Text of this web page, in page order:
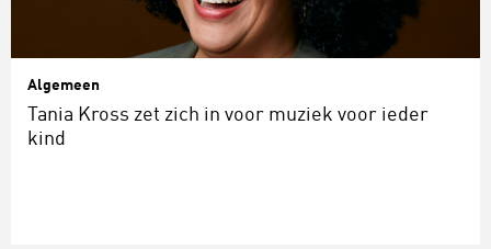
Algemeen
Tania Kross zet zich in voor muziek voor ieder
kind